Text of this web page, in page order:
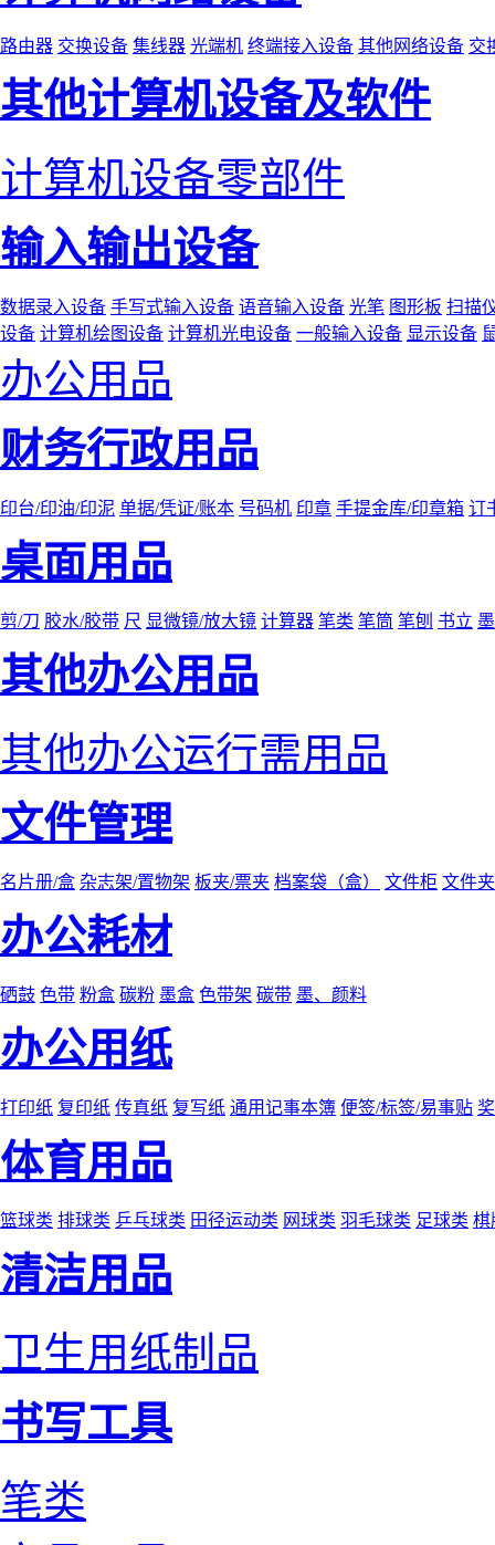
路由器 交换设备 集线器 光端机 终端接入设备 其他网络设备 交
其他计算机设备及软件
计算机设备零部件
输入输出设备
数据录入设备 手写式输入设备 语音输入设备 光笔 图形板 扫描
设备 计算机绘图设备 计算机光电设备 一般输入设备 显示设备
办公用品
财务行政用品
印台/印油/印泥 单据/凭证/账本 号码机 印章 手提金库/印章箱 订
桌面用品
剪/刀 胶水/胶带 尺 显微镜/放大镜 计算器 笔类 笔筒 笔刨 书立
其他办公用品
其他办公运行需用品
文件管理
名片册/盒 杂志架/置物架 板夹/票夹 档案袋（盒） 文件柜 文件
办公耗材
硒鼓 色带 粉盒 碳粉 墨盒 色带架 碳带 墨、颜料
办公用纸
打印纸 复印纸 传真纸 复写纸 通用记事本簿 便签/标签/易事贴
体育用品
篮球类 排球类 乒乓球类 田径运动类 网球类 羽毛球类 足球类 棋
清洁用品
卫生用纸制品
书写工具
笔类